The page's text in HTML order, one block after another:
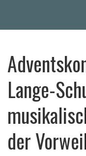
Lange-
der